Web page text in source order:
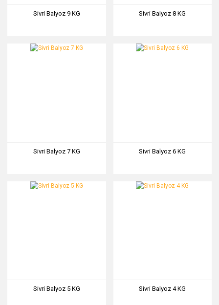
Sivri Balyoz 9 KG Sivri Balyoz 8 KG
Sivri Balyoz 7 KG Sivri Balyoz 6 KG
Sivri Balyoz 5 KG Sivri Balyoz 4 KG